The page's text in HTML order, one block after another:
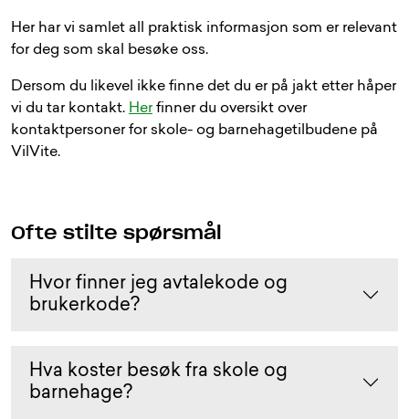
Her har vi samlet all praktisk informasjon som er relevant
for deg som skal besøke oss.
Dersom du likevel ikke finne det du er på jakt etter håper
vi du tar kontakt. Herfinner du oversikt over
kontaktpersoner for skole- og barnehagetilbudene på
VilVite.
Ofte stilte spørsmål
Hvor finner jeg avtalekode og
brukerkode?
Hva koster besøk fra skole og
barnehage?